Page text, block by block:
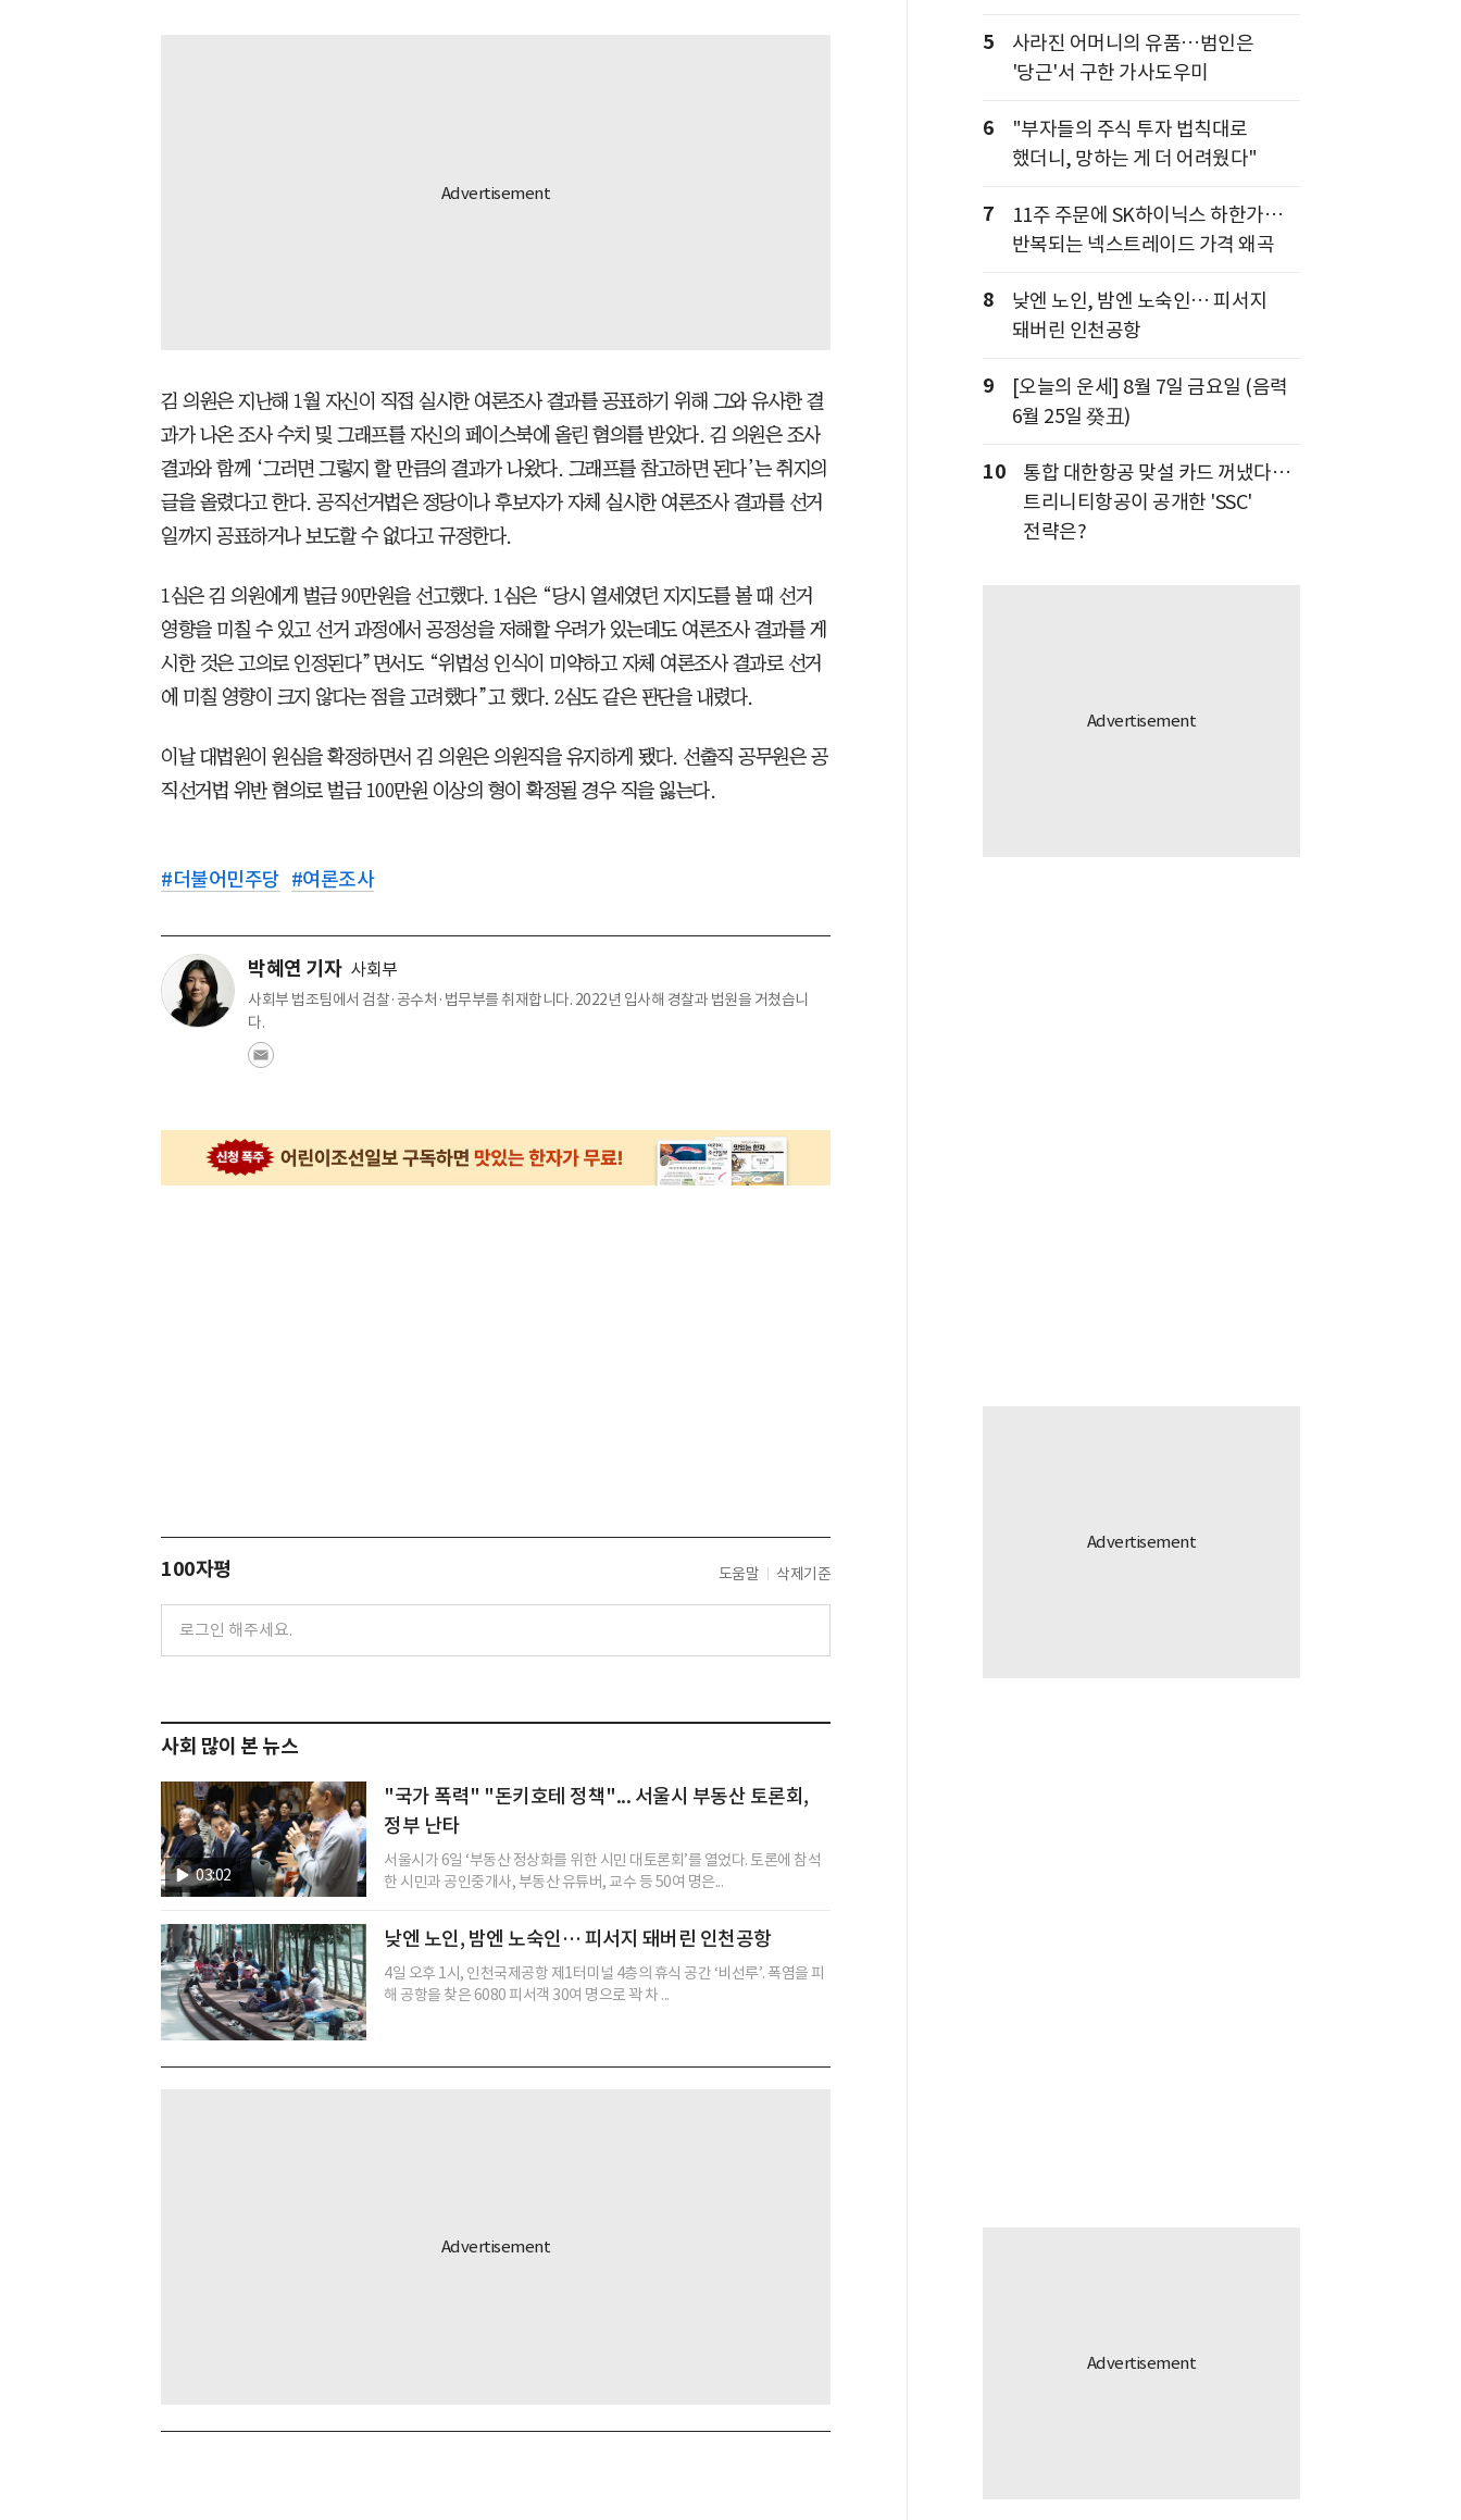
김 의원은 지난해 1월 자신이 직접 실시한 여론조사 결과를 공표하기 위해 그와 유사한 결
과가 나온 조사 수치 및 그래프를 자신의 페이스북에 올린 혐의를 받았다. 김 의원은 조사
결과와 함께 ‘그러면 그렇지 할 만큼의 결과가 나왔다. 그래프를 참고하면 된다’는 취지의
글을 올렸다고 한다. 공직선거법은 정당이나 후보자가 자체 실시한 여론조사 결과를 선거
일까지 공표하거나 보도할 수 없다고 규정한다.
1심은 김 의원에게 벌금 90만원을 선고했다. 1심은 “당시 열세였던 지지도를 볼 때 선거
영향을 미칠 수 있고 선거 과정에서 공정성을 저해할 우려가 있는데도 여론조사 결과를 게
시한 것은 고의로 인정된다”면서도 “위법성 인식이 미약하고 자체 여론조사 결과로 선거
에 미칠 영향이 크지 않다는 점을 고려했다”고 했다. 2심도 같은 판단을 내렸다.
이날 대법원이 원심을 확정하면서 김 의원은 의원직을 유지하게 됐다. 선출직 공무원은 공
직선거법 위반 혐의로 벌금 100만원 이상의 형이 확정될 경우 직을 잃는다.
#더불어민주당 #여론조사
박혜연 기자 사회부
사회부 법조팀에서 검찰·공수처·법무부를 취재합니다. 2022년 입사해 경찰과 법원을 거쳤습니
다.
100자평 도움말 삭제기준
사회 많이 본 뉴스
03:02
"국가 폭력" "돈키호테 정책"... 서울시 부동산 토론회,
정부 난타
서울시가 6일 ‘부동산 정상화를 위한 시민 대토론회’를 열었다. 토론에 참석
한 시민과 공인중개사, 부동산 유튜버, 교수 등 50여 명은...
낮엔 노인, 밤엔 노숙인… 피서지 돼버린 인천공항
4일 오후 1시, 인천국제공항 제1터미널 4층의 휴식 공간 ‘비선루’. 폭염을 피
해 공항을 찾은 6080 피서객 30여 명으로 꽉 차 ...
5
사라진 어머니의 유품…범인은
'당근'서 구한 가사도우미
6
"부자들의 주식 투자 법칙대로
했더니, 망하는 게 더 어려웠다"
7
11주 주문에 SK하이닉스 하한가…
반복되는 넥스트레이드 가격 왜곡
8
낮엔 노인, 밤엔 노숙인… 피서지
돼버린 인천공항
9
[오늘의 운세] 8월 7일 금요일 (음력
6월 25일 癸丑)
10
통합 대한항공 맞설 카드 꺼냈다…
트리니티항공이 공개한 'SSC'
전략은?